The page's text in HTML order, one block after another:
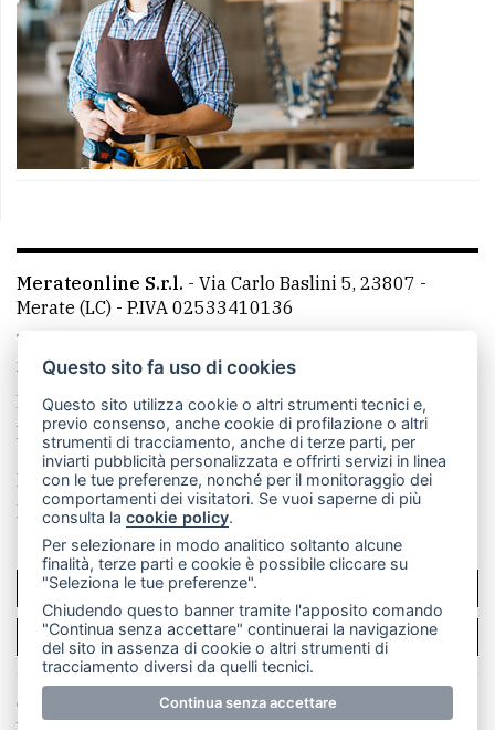
Merateonline S.r.l. - Via Carlo Baslini 5, 23807 -
Merate (LC) - P.IVA 02533410136
Telefono:
mail: redazione@merateonline.it
La redazione
CasateOnline LeccoOnline
RSS
Made by VIP
Privacy policy
Cookie policy
Rivedi le tue scelte sui cookie
SCRIVICI
PER LA TUA PUBBLICITÀ
© Copyright Merateonline S.r.l. - Tutti i diritti riservati.
Questo sito fa uso di cookies
Questo sito utilizza cookie o altri strumenti tecnici e,
previo consenso, anche cookie di profilazione o altri
strumenti di tracciamento, anche di terze parti, per
inviarti pubblicità personalizzata e offrirti servizi in linea
con le tue preferenze, nonché per il monitoraggio dei
comportamenti dei visitatori. Se vuoi saperne di più
consulta lacookie policy.
Per selezionare in modo analitico soltanto alcune
finalità, terze parti e cookie è possibile cliccare su
"Seleziona le tue preferenze".
Chiudendo questo banner tramite l'apposito comando
"Continua senza accettare" continuerai la navigazione
del sito in assenza di cookie o altri strumenti di
tracciamento diversi da quelli tecnici.
Continua senza accettare